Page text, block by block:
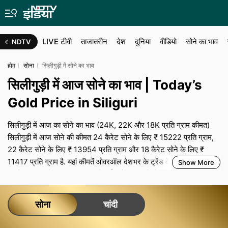
NDTV LIVE टीवी ताजातरीन देश दुनिया वीडियो सोने का भाव
होम सोना सिलीगुड़ी में सोने का भाव
सिलीगुड़ी में आज सोने का भाव | Today’s
Gold Price in Siliguri
सिलीगुड़ी में आज का सोने का भाव (24K, 22K और 18K प्रति ग्राम कीमत)
सिलीगुड़ी में आज सोने की कीमत 24 कैरेट सोने के लिए ₹ 15222 प्रति ग्राम,
22 कैरेट सोने के लिए ₹ 13954 प्रति ग्राम और 18 कैरेट सोने के लिए ₹
11417 प्रति ग्राम है. यहां कीमतें ओवरऑल देशभर के ट्रेंड के अनुसार हैं, ज‍बकि
और बीमा लागत के साथ-साथ शहर-विशेष टैक्‍स से तय होता है. सिलीगुड़ी में शादी
या त्योहारों के व्यस्त सीजन के दौरान, मजबूत मांग और सीमित सप्लाई कीमतों और
मेकिंग चार्ज को ऊंचा बनाए रख सकती है, जबकि आम दिनों में मोलभाव की थोड़ी
Show More
सोना चांदी